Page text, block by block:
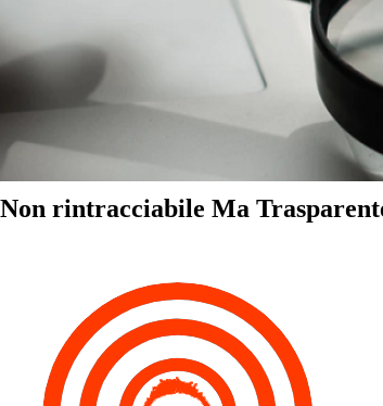
Non rintracciabile Ma